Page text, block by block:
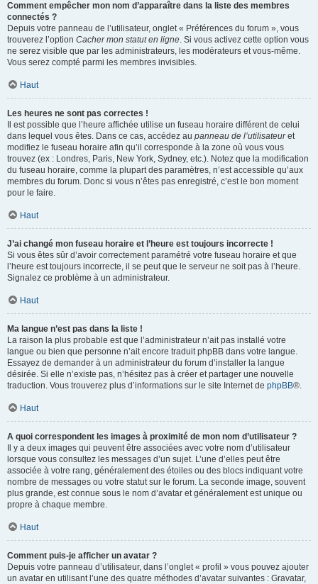
Comment empêcher mon nom d’apparaître dans la liste des membres
connectés ?
Depuis votre panneau de l’utilisateur, onglet « Préférences du forum », vous
trouverez l’option Cacher mon statut en ligne. Si vous activez cette option vous
ne serez visible que par les administrateurs, les modérateurs et vous-même.
Vous serez compté parmi les membres invisibles.
Haut
Les heures ne sont pas correctes !
Il est possible que l’heure affichée utilise un fuseau horaire différent de celui
dans lequel vous êtes. Dans ce cas, accédez au panneau de l’utilisateuret
modifiez le fuseau horaire afin qu’il corresponde à la zone où vous vous
trouvez (ex : Londres, Paris, New York, Sydney, etc.). Notez que la modification
du fuseau horaire, comme la plupart des paramètres, n’est accessible qu’aux
membres du forum. Donc si vous n’êtes pas enregistré, c’est le bon moment
pour le faire.
Haut
J’ai changé mon fuseau horaire et l’heure est toujours incorrecte !
Si vous êtes sûr d’avoir correctement paramétré votre fuseau horaire et que
l’heure est toujours incorrecte, il se peut que le serveur ne soit pas à l’heure.
Signalez ce problème à un administrateur.
Haut
Ma langue n’est pas dans la liste !
La raison la plus probable est que l’administrateur n’ait pas installé votre
langue ou bien que personne n’ait encore traduit phpBB dans votre langue.
Essayez de demander à un administrateur du forum d’installer la langue
désirée. Si elle n’existe pas, n’hésitez pas à créer et partager une nouvelle
traduction. Vous trouverez plus d’informations sur le site Internet de phpBB®.
Haut
A quoi correspondent les images à proximité de mon nom d’utilisateur ?
Il y a deux images qui peuvent être associées avec votre nom d’utilisateur
lorsque vous consultez les messages d’un sujet. L’une d’elles peut être
associée à votre rang, généralement des étoiles ou des blocs indiquant votre
nombre de messages ou votre statut sur le forum. La seconde image, souvent
plus grande, est connue sous le nom d’avatar et généralement est unique ou
propre à chaque membre.
Haut
Comment puis-je afficher un avatar ?
Depuis votre panneau d’utilisateur, dans l’onglet « profil » vous pouvez ajouter
un avatar en utilisant l’une des quatre méthodes d’avatar suivantes : Gravatar,